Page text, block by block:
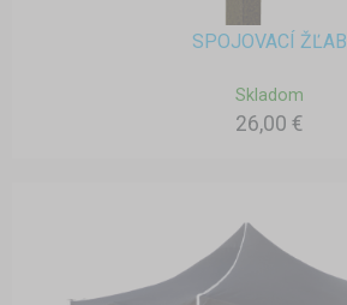
SPOJOVACÍ ŽĽAB
Skladom
26,00 €